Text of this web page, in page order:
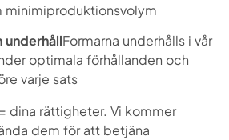
minimiproduktionsvolym
underhållFormarna underhålls i vår
optimala förhållanden och
varje sats
dina rättigheter. Vi kommer
dem för att betjäna